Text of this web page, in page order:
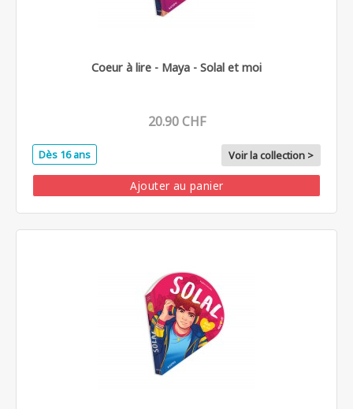
Coeur à lire - Maya - Solal et moi
20.90 CHF
Dès 16 ans Voir la collection >
Ajouter au panier